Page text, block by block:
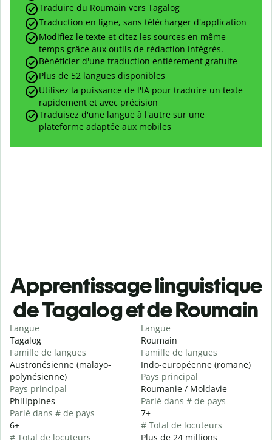
Traduire du Roumain vers Tagalog
Traduction en ligne, sans télécharger d'application
Modifiez le texte et citez les sources en même
temps grâce aux outils de rédaction intégrés.
Bénéficier d'une traduction entièrement gratuite
Plus de 52 langues disponibles
Utilisez la puissance de l'IA pour traduire un texte
rapidement et avec précision
Traduisez d'une langue à l'autre sur une
plateforme adaptée aux mobiles
Apprentissage linguistique
de Tagalog et de Roumain
Langue
Tagalog
Famille de langues
Austronésienne (malayo-
polynésienne)
Pays principal
Philippines
Parlé dans # de pays
6+
# Total de locuteurs
Langue
Roumain
Famille de langues
Indo-européenne (romane)
Pays principal
Roumanie / Moldavie
Parlé dans # de pays
7+
# Total de locuteurs
Plus de 24 millions